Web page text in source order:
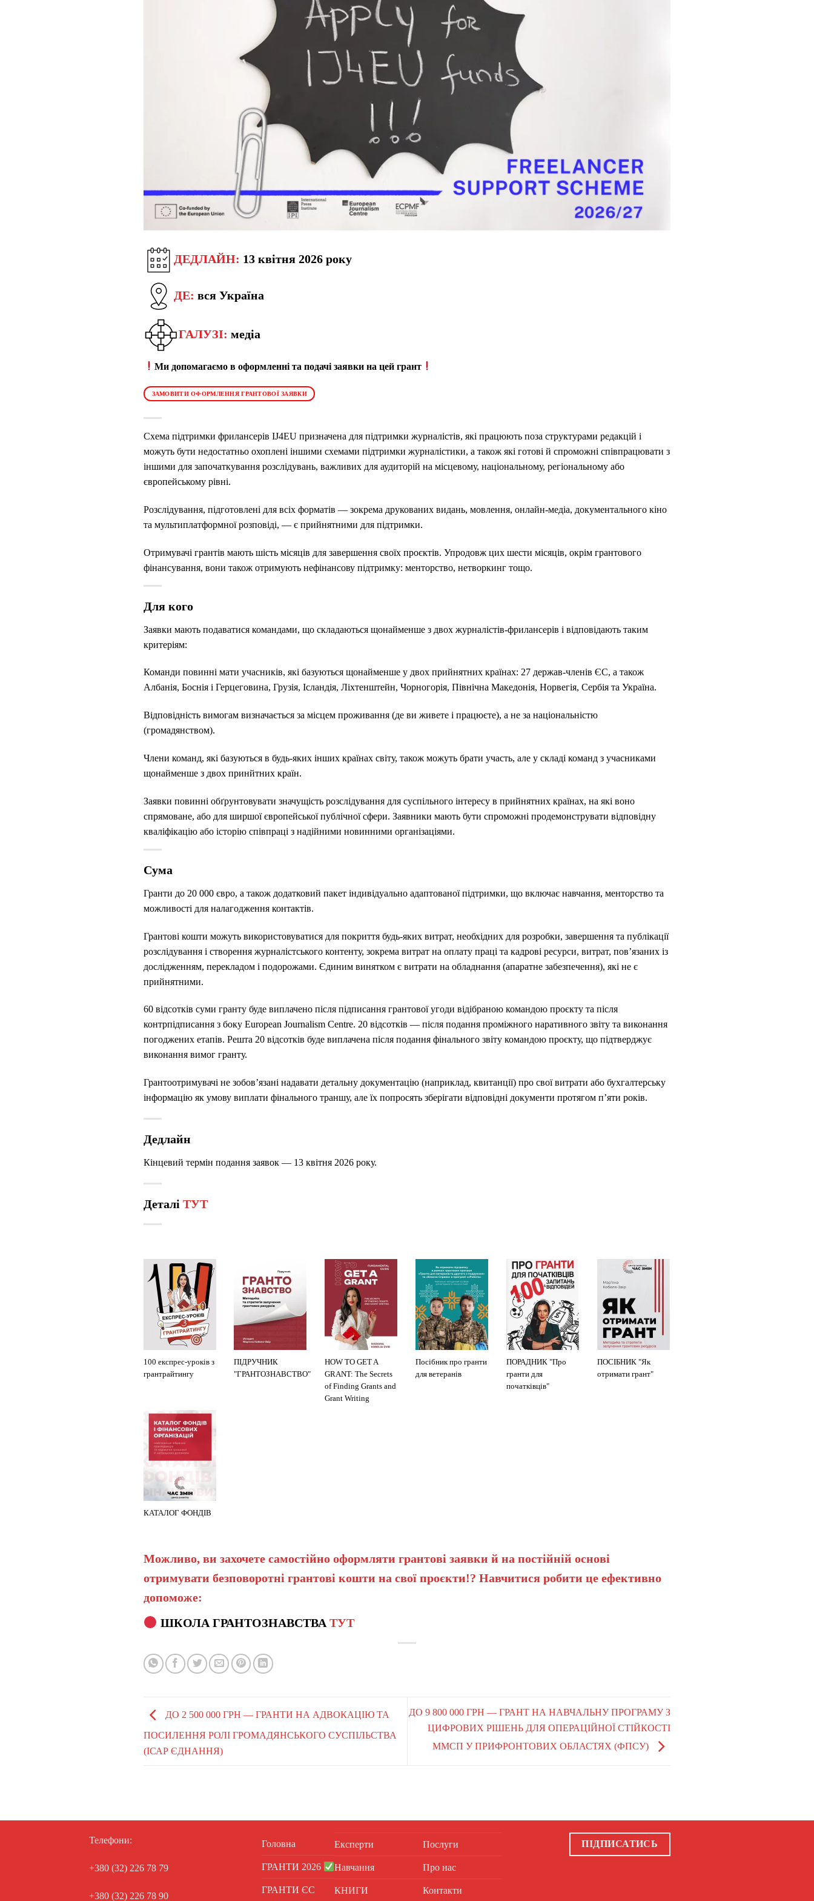
ДЕДЛАЙН: 13 квітня 2026 року
ДЕ: вся Україна
ГАЛУЗІ: медіа
Ми допомагаємо в оформленні та подачі заявки на цей грант
ЗАМОВИТИ ОФОРМЛЕННЯ ГРАНТОВОЇ ЗАЯВКИ
Схема підтримки фрилансерів IJ4EU призначена для підтримки журналістів, які працюють поза структурами редакцій і
можуть бути недостатньо охоплені іншими схемами підтримки журналістики, а також які готові й спроможні співпрацювати з
іншими для започаткування розслідувань, важливих для аудиторій на місцевому, національному, регіональному або
європейському рівні.
Розслідування, підготовлені для всіх форматів — зокрема друкованих видань, мовлення, онлайн-медіа, документального кіно
та мультиплатформної розповіді, — є прийнятними для підтримки.
Отримувачі грантів мають шість місяців для завершення своїх проєктів. Упродовж цих шести місяців, окрім грантового
фінансування, вони також отримують нефінансову підтримку: менторство, нетворкинг тощо.
Для кого
Заявки мають подаватися командами, що складаються щонайменше з двох журналістів-фрилансерів і відповідають таким
критеріям:
Команди повинні мати учасників, які базуються щонайменше у двох прийнятних країнах: 27 держав-членів ЄС, а також
Албанія, Боснія і Герцеговина, Грузія, Ісландія, Ліхтенштейн, Чорногорія, Північна Македонія, Норвегія, Сербія та Україна.
Відповідність вимогам визначається за місцем проживання (де ви живете і працюєте), а не за національністю
(громадянством).
Члени команд, які базуються в будь-яких інших країнах світу, також можуть брати участь, але у складі команд з учасниками
щонайменше з двох принйтних країн.
Заявки повинні обґрунтовувати значущість розслідування для суспільного інтересу в прийнятних країнах, на які воно
спрямоване, або для ширшої європейської публічної сфери. Заявники мають бути спроможні продемонструвати відповідну
кваліфікацію або історію співпраці з надійними новинними організаціями.
Сума
Гранти до 20 000 євро, а також додатковий пакет індивідуально адаптованої підтримки, що включає навчання, менторство та
можливості для налагодження контактів.
Грантові кошти можуть використовуватися для покриття будь-яких витрат, необхідних для розробки, завершення та публікації
розслідування і створення журналістського контенту, зокрема витрат на оплату праці та кадрові ресурси, витрат, пов’язаних із
дослідженням, перекладом і подорожами. Єдиним винятком є витрати на обладнання (апаратне забезпечення), які не є
прийнятними.
60 відсотків суми гранту буде виплачено після підписання грантової угоди відібраною командою проєкту та після
контрпідписання з боку European Journalism Centre. 20 відсотків — після подання проміжного наративного звіту та виконання
погоджених етапів. Решта 20 відсотків буде виплачена після подання фінального звіту командою проєкту, що підтверджує
виконання вимог гранту.
Грантоотримувачі не зобов’язані надавати детальну документацію (наприклад, квитанції) про свої витрати або бухгалтерську
інформацію як умову виплати фінального траншу, але їх попросять зберігати відповідні документи протягом п’яти років.
Дедлайн
Кінцевий термін подання заявок — 13 квітня 2026 року.
Деталі ТУТ
100 експрес-уроків з
грантрайтингу
ПІДРУЧНИК
"ГРАНТОЗНАВСТВО"
HOW TO GET A
GRANT: The Secrets
of Finding Grants and
Grant Writing
Посібник про гранти
для ветеранів
ПОРАДНИК "Про
гранти для
початківців"
ПОСІБНИК "Як
отримати грант"
КАТАЛОГ ФОНДІВ
Можливо, ви захочете самостійно оформляти грантові заявки й на постійній основі
отримувати безповоротні грантові кошти на свої проєкти!? Навчитися робити це ефективно
допоможе:
ШКОЛА ГРАНТОЗНАВСТВАТУТ
ДО 2 500 000 ГРН — ГРАНТИ НА АДВОКАЦІЮ ТА
ПОСИЛЕННЯ РОЛІ ГРОМАДЯНСЬКОГО СУСПІЛЬСТВА
(ІСАР ЄДНАННЯ)
ДО 9 800 000 ГРН — ГРАНТ НА НАВЧАЛЬНУ ​ПРОГРАМУ З
ЦИФРОВИХ РІШЕНЬ ДЛЯ ОПЕРАЦІЙНОЇ СТІЙКОСТІ
ММСП У ПРИФРОНТОВИХ ОБЛАСТЯХ (ФПСУ)
Телефони:
+380 (32) 226 78 79
+380 (32) 226 78 90
Головна
ГРАНТИ 2026
ГРАНТИ ЄС
Експерти
Навчання
КНИГИ
Послуги
Про нас
Контакти
ПІДПИСАТИСЬ